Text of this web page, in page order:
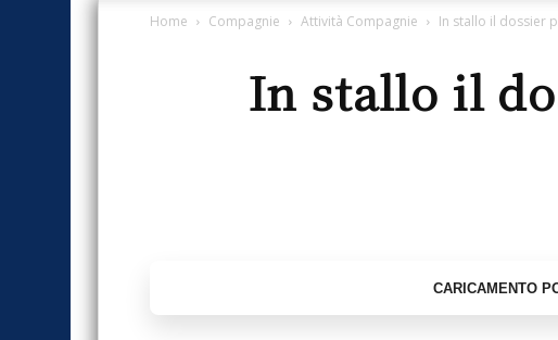
Home Compagnie Attività Compagnie In stallo il dossier
In stallo il